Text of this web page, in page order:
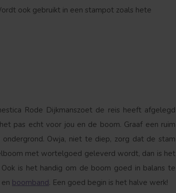
ook gebruikt in een stampot zoals hete
Rode Dijkmanszoet de reis heeft afgelegd
pas echt voor jou en de boom. Graaf een ruim
Owja, niet te diep, zorg dat de stam
met wortelgoed geleverd wordt, dan is het
is het handig om de boom goed in balans te
en boomband. Een goed begin is het halve werk!